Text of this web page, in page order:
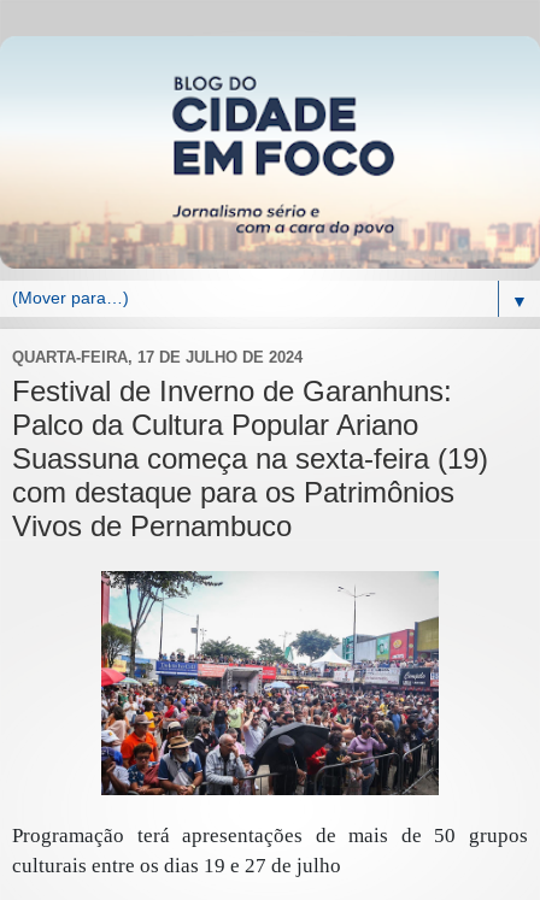
▼
QUARTA-FEIRA, 17 DE JULHO DE 2024
Festival de Inverno de Garanhuns:
Palco da Cultura Popular Ariano
Suassuna começa na sexta-feira (19)
com destaque para os Patrimônios
Vivos de Pernambuco
Programação terá apresentações de mais de 50 grupos
culturais entre os dias 19 e 27 de julho